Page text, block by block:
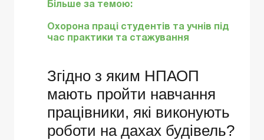
Більше за темою:
Охорона праці студентів та учнів під
час практики та стажування
Згідно з яким НПАОП
мають пройти навчання
працівники, які виконують
роботи на дахах будівель?